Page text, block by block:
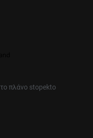
πλάνο stopekto